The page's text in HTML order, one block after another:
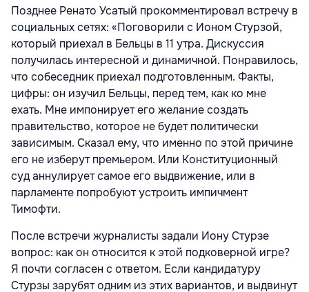
Позднее Ренато Усатый прокомментировал встречу в
социальных сетях: «Поговорили с Ионом Стурзой,
который приехал в Бельцы в 11 утра. Дискуссия
получилась интересной и динамичной. Понравилось,
что собеседник приехал подготовленным. Факты,
цифры: он изучил Бельцы, перед тем, как ко мне
ехать. Мне импонирует его желание создать
правительство, которое не будет политически
зависимым. Сказал ему, что именно по этой причине
его не изберут премьером. Или Конституционный
суд аннулирует самое его выдвижение, или в
парламенте попробуют устроить импичмент
Тимофти.
После встречи журналисты задали Иону Стурзе
вопрос: как он относится к этой подковерной игре?
Я почти согласен с ответом. Если кандидатуру
Стурзы зарубят одним из этих вариантов, и выдвинут